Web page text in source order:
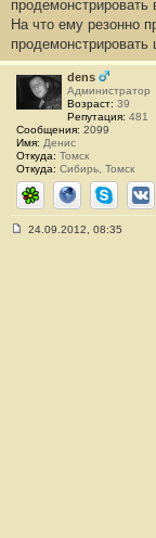
На что ему резонно
продемонстрировать
dens
Администратор
Возраст: 39
Репутация: 481
Сообщения: 2099
Имя: Денис
Откуда: Томск
Откуда: Сибирь, Томск
ICQ СайтSkype
24.09.2012, 08:35